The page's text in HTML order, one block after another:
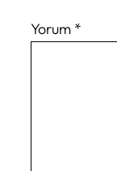
Yorum *